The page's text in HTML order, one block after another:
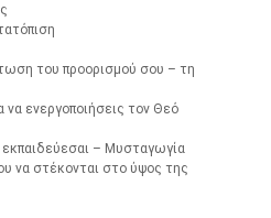
του προορισμού σου – τη
να ενεργοποιήσεις τον Θεό
εκπαιδεύεσαι – Μυσταγωγία
να στέκονται στο ύψος της